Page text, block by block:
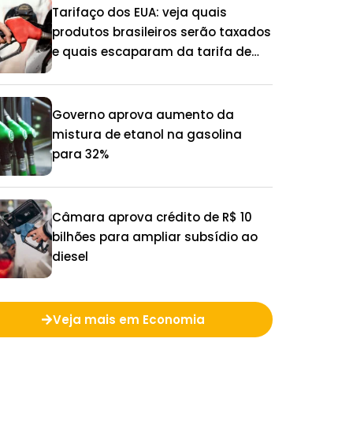
Tarifaço dos EUA: veja quais
produtos brasileiros serão taxados
e quais escaparam da tarifa de
Governo aprova aumento da
mistura de etanol na gasolina
para 32%
Câmara aprova crédito de R$ 10
bilhões para ampliar subsídio ao
diesel
Veja mais em Economia